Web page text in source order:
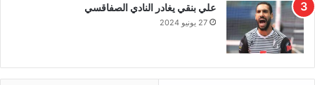
علي بنقي يغادر النادي الصفاقسي
27 يونيو 2024